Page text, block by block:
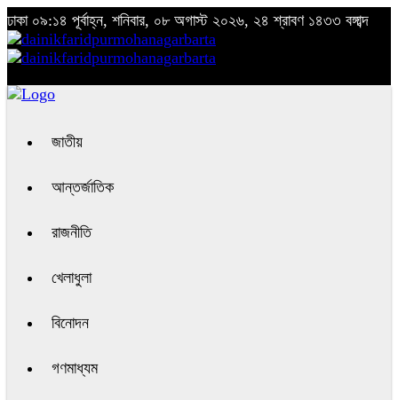
ঢাকা ০৯:১৪ পূর্বাহ্ন, শনিবার, ০৮ অগাস্ট ২০২৬, ২৪ শ্রাবণ ১৪৩৩ বঙ্গাব্দ
জাতীয়
আন্তর্জাতিক
রাজনীতি
খেলাধুলা
বিনোদন
গণমাধ্যম